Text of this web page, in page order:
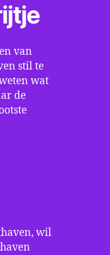
van
stil te
wat
de
wil